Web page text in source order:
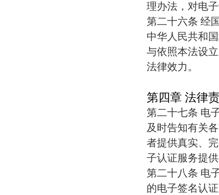
理办法，对电
第二十六条 经
中华人民共和
与依照本法设
法律效力。
第四章 法律
第二十七条 电
及时告知有关
者提供真实、
子认证服务提
第二十八条 电
的电子签名认